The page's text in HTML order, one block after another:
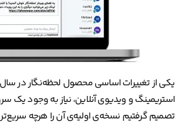
یکی از تغییرات اساسی محصول لحظه‌نگار در
استریمینگ و ویدیوی آنلاین، نیاز به وجود یک
تصمیم گرفتیم نسخه‌ی اولیه‌ی آن را هرچه سریع‌تر